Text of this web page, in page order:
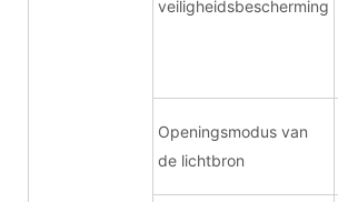
veiligheidsbescherming
Openingsmodus van
de lichtbron